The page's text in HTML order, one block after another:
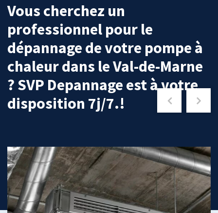
Vous cherchez un
professionnel pour le
dépannage de votre pompe à
chaleur dans le Val-de-Marne
? SVP Depannage est à votre
disposition 7j/7.!